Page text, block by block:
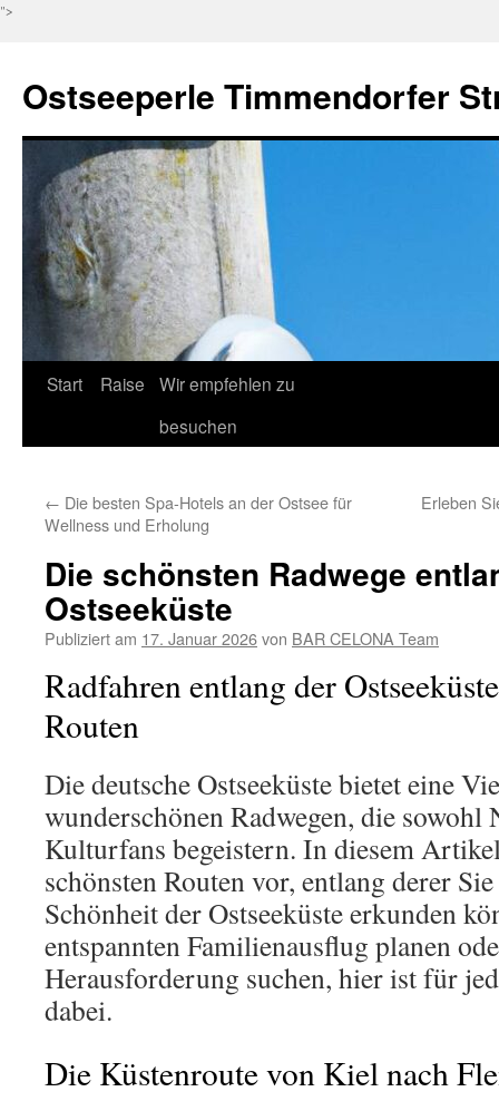
">
Ostseeperle Timmendorfer
Zum
Start Raise
Wir empfehlen zu
besuchen
← Die besten Spa-Hotels an der Ostsee für
Wellness und Erholung
Erleben
Die schönsten Radwege
Ostseeküste
Publiziert am 17. Januar 2026von BAR CELONA Team
Radfahren entlang der
Routen
Die deutsche Ostseeküste bietet eine
wunderschönen Radwegen, die sowohl
Kulturfans begeistern. In diesem
schönsten Routen vor, entlang derer
Schönheit der Ostseeküste erkunden
entspannten Familienausflug planen
Herausforderung suchen, hier ist für
dabei.
Die Küstenroute von Kiel nach